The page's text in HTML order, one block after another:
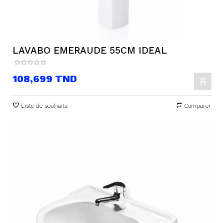
LAVABO EMERAUDE 55CM IDEAL
Prix
108,699 TND
Liste de souhaits Comparer